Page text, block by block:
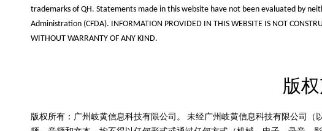
trademarks of QH. Statements made in this website have not been evaluated by
Administration (CFDA). INFORMATION PROVIDED IN THIS WEBSITE IS NOT
WITHOUT WARRANTY OF ANY KIND.
版
版权所有：广州岐黄信息科技有限公司。 未经广州岐黄信息科技有限公司